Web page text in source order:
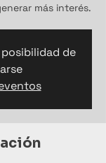
más interés.
de